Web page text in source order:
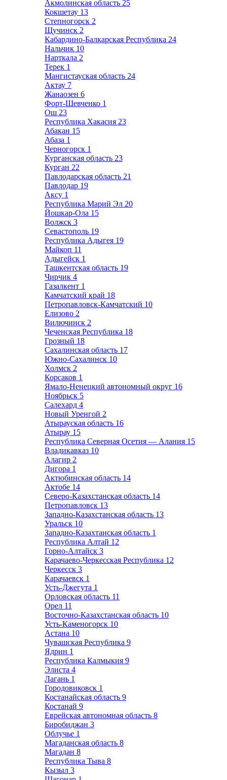
Акмолинская область 25
Кокшетау 13
Степногорск 2
Щучинск 2
Кабардино-Балкарская Республика 24
Нальчик 10
Нарткала 2
Терек 1
Мангистауская область 24
Актау 7
Жанаозен 6
Форт-Шевченко 1
Ош 23
Республика Хакасия 23
Абакан 15
Абаза 1
Черногорск 1
Курганская область 23
Курган 22
Павлодарская область 21
Павлодар 19
Аксу 1
Республика Марий Эл 20
Йошкар-Ола 15
Волжск 3
Севастополь 19
Республика Адыгея 19
Майкоп 11
Адыгейск 1
Ташкентская область 19
Чирчик 4
Газалкент 1
Камчатский край 18
Петропавловск-Камчатский 10
Елизово 2
Вилючинск 2
Чеченская Республика 18
Грозный 18
Сахалинская область 17
Южно-Сахалинск 10
Холмск 2
Корсаков 1
Ямало-Ненецкий автономный округ 16
Ноябрьск 5
Салехард 4
Новый Уренгой 2
Атырауская область 16
Атырау 15
Республика Северная Осетия — Алания 15
Владикавказ 10
Алагир 2
Дигора 1
Актюбинская область 14
Актобе 14
Северо-Казахстанская область 14
Петропавловск 13
Западно-Казахстанская область 13
Уральск 10
Западно-Казахтанская область 1
Республика Алтай 12
Горно-Алтайск 3
Карачаево-Черкесская Республика 12
Черкесск 3
Карачаевск 1
Усть-Джегута 1
Орловская область 11
Орел 11
Восточно-Казахстанская область 10
Усть-Каменогорск 10
Астана 10
Чувашская Республика 9
Ядрин 1
Республика Калмыкия 9
Элиста 4
Лагань 1
Городовиковск 1
Костанайская область 9
Костанай 9
Еврейская автономная область 8
Биробиджан 3
Облучье 1
Магаданская область 8
Магадан 8
Республика Тыва 8
Кызыл 3